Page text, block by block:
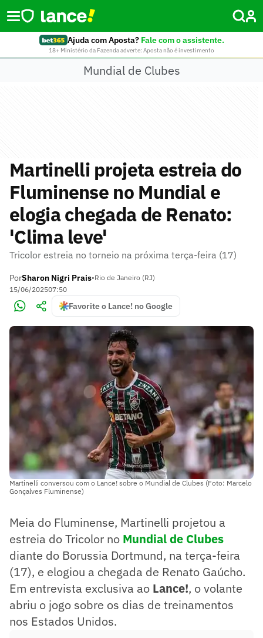
Ajuda com Aposta? Fale com o assistente.
18+ Ministério da Fazenda adverte: Aposta não é investimento
Mundial de Clubes
Martinelli projeta estreia do
Fluminense no Mundial e
elogia chegada de Renato:
'Clima leve'
Tricolor estreia no torneio na próxima terça-feira (17)
PorSharon Nigri Prais•Rio de Janeiro (RJ)
15/06/202507:50
Favorite o Lance! no Google
Martinelli conversou com o Lance! sobre o Mundial de Clubes (Foto: Marcelo
Gonçalves Fluminense)
Meia do Fluminense, Martinelli projetou a
estreia do Tricolor no Mundial de Clubes
diante do Borussia Dortmund, na terça-feira
(17), e elogiou a chegada de Renato Gaúcho.
Em entrevista exclusiva ao Lance!, o volante
abriu o jogo sobre os dias de treinamentos
nos Estados Unidos.